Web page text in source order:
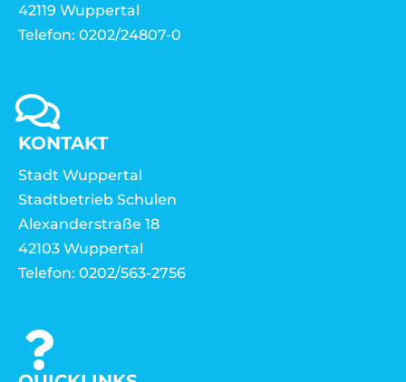
42119 Wuppertal
Telefon: 0202/24807-0
KONTAKT
Stadt Wuppertal
Stadtbetrieb Schulen
Alexanderstraße 18
42103 Wuppertal
Telefon: 0202/563-2756